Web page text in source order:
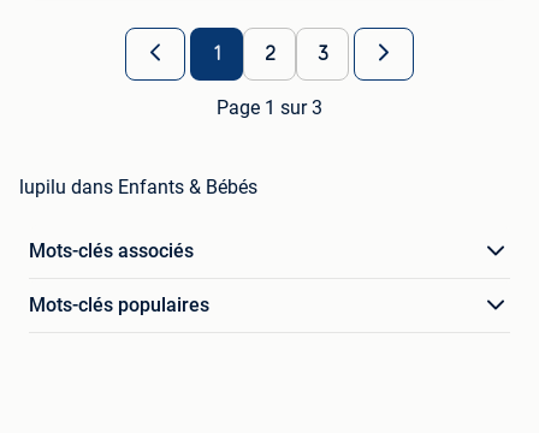
1 2 3
Page 1 sur 3
lupilu dans Enfants & Bébés
Mots-clés associés
Mots-clés populaires